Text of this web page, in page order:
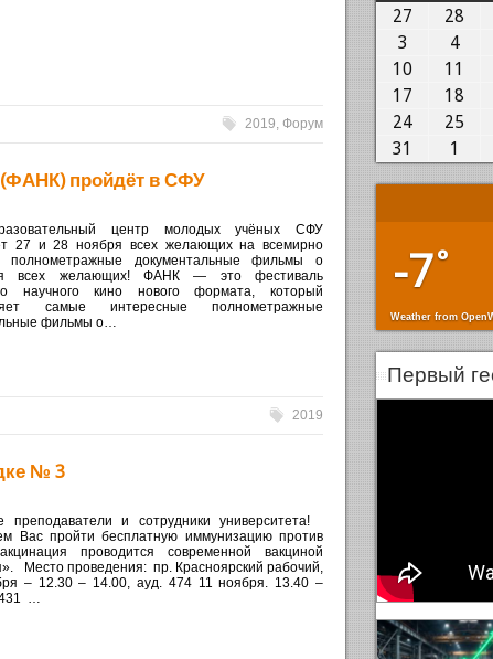
2019 Форум
(ФАНК) пройдёт в СФУ
центр молодых учёных СФУ
27 и 28 ноября всех желающих на всемирно
полнометражные документальные фильмы о
всех желающих! ФАНК — это фестиваль
научного кино нового формата, который
самые интересные полнометражные
фильмы о…
2019
№ 3
преподаватели и сотрудники университета!
Вас пройти бесплатную иммунизацию против
проводится современной вакциной
Место проведения: пр. Красноярский рабочий,
– 12.30 – 14.00, ауд. 474 11 ноября. 13.40 –
…
27 27.07.2026
28
3 03.08.2026
4
1010.08.2026
11
17 17.08.2026
18
2424.08.2026
25
31
31.08.2026
1
-7°
Weather from
Первый